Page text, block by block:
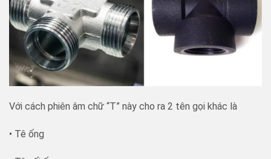
Với cách phiên âm chữ “T” này cho ra 2 tên gọi khác là
• Tê ống